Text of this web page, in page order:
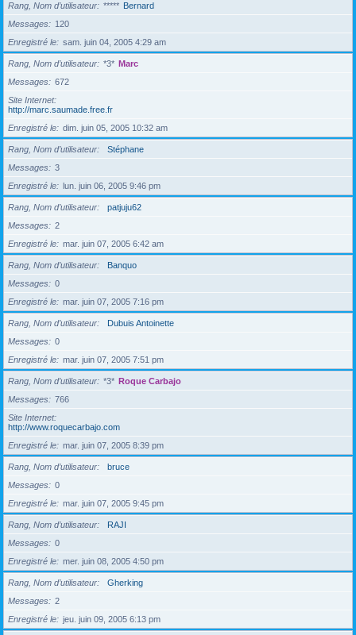
Rang, Nom d’utilisateur ***** Bernard
Messages
120
Enregistré le
sam. juin 04, 2005 4:29 am
Rang, Nom d’utilisateur *3* Marc
Messages
672
Site Internet
http://marc.saumade.free.fr
Enregistré le
dim. juin 05, 2005 10:32 am
Rang, Nom d’utilisateur
Stéphane
Messages
3
Enregistré le
lun. juin 06, 2005 9:46 pm
Rang, Nom d’utilisateur
patjuju62
Messages
2
Enregistré le
mar. juin 07, 2005 6:42 am
Rang, Nom d’utilisateur
Banquo
Messages
0
Enregistré le
mar. juin 07, 2005 7:16 pm
Rang, Nom d’utilisateur
Dubuis Antoinette
Messages
0
Enregistré le
mar. juin 07, 2005 7:51 pm
Rang, Nom d’utilisateur *3* Roque Carbajo
Messages
766
Site Internet
http://www.roquecarbajo.com
Enregistré le
mar. juin 07, 2005 8:39 pm
Rang, Nom d’utilisateur
bruce
Messages
0
Enregistré le
mar. juin 07, 2005 9:45 pm
Rang, Nom d’utilisateur
RAJI
Messages
0
Enregistré le
mer. juin 08, 2005 4:50 pm
Rang, Nom d’utilisateur
Gherking
Messages
2
Enregistré le
jeu. juin 09, 2005 6:13 pm